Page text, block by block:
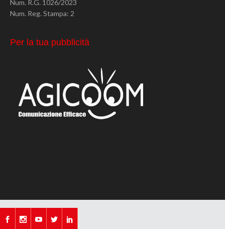
Num. R.G. 1026/2023
Num. Reg. Stampa: 2
Per la tua pubblicità